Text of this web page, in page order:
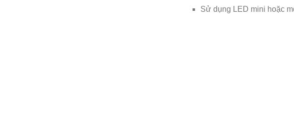
Sử dụng LED mini hoặc